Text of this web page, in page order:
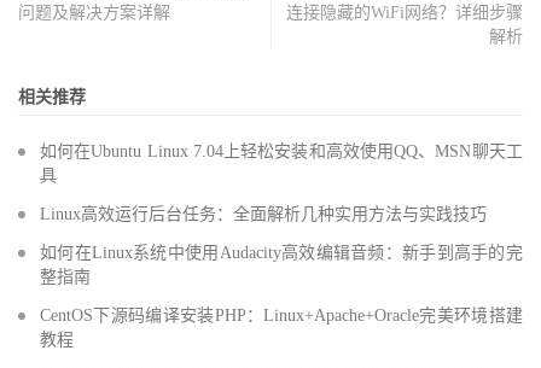
问题及解决方案详解
连接隐藏的WiFi网络？详细步骤
解析
相关推荐
如何在Ubuntu Linux 7.04上轻松安装和高效使用QQ、MSN聊天工
具
Linux高效运行后台任务：全面解析几种实用方法与实践技巧
如何在Linux系统中使用Audacity高效编辑音频：新手到高手的完
整指南
CentOS下源码编译安装PHP：Linux+Apache+Oracle完美环境搭建
教程